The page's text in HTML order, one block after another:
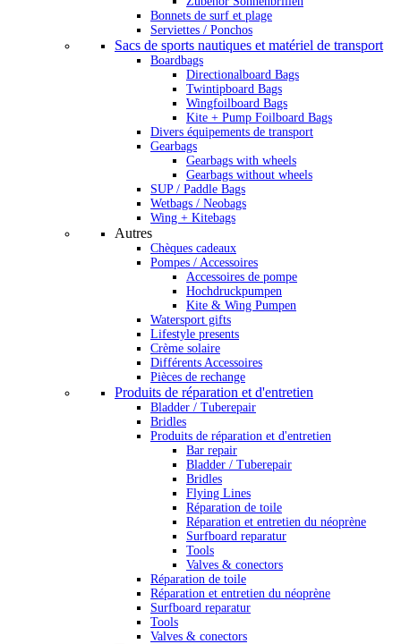
Bonnets de surf et plage
Serviettes / Ponchos
Sacs de sports nautiques et matériel de transport
Boardbags
Directionalboard Bags
Twintipboard Bags
Wingfoilboard Bags
Kite + Pump Foilboard Bags
Divers équipements de transport
Gearbags
Gearbags with wheels
Gearbags without wheels
SUP / Paddle Bags
Wetbags / Neobags
Wing + Kitebags
Autres
Chèques cadeaux
Pompes / Accessoires
Accessoires de pompe
Hochdruckpumpen
Kite & Wing Pumpen
Watersport gifts
Lifestyle presents
Crème solaire
Différents Accessoires
Pièces de rechange
Produits de réparation et d'entretien
Bladder / Tuberepair
Bridles
Produits de réparation et d'entretien
Bar repair
Bladder / Tuberepair
Bridles
Flying Lines
Réparation de toile
Réparation et entretien du néoprène
Surfboard reparatur
Tools
Valves & conectors
Réparation de toile
Réparation et entretien du néoprène
Surfboard reparatur
Tools
Valves & conectors